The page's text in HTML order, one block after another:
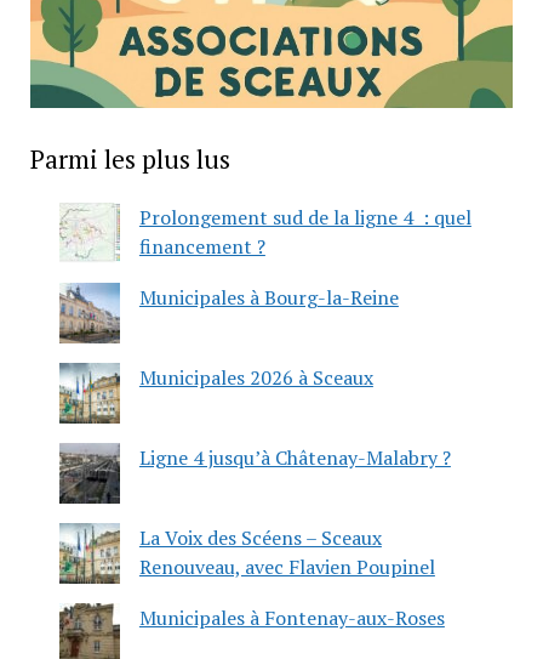
Parmi les plus lus
Prolongement sud de la ligne 4 : quel
financement ?
Municipales à Bourg-la-Reine
Municipales 2026 à Sceaux
Ligne 4 jusqu’à Châtenay-Malabry ?
La Voix des Scéens – Sceaux
Renouveau, avec Flavien Poupinel
Municipales à Fontenay-aux-Roses